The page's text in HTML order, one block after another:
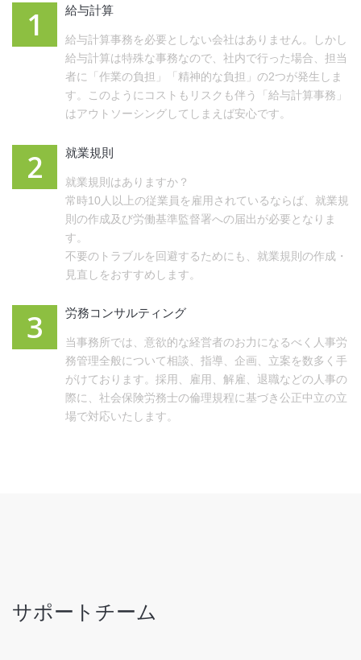
1 給与計算
給与計算事務を必要としない会社はありません。しかし
給与計算は特殊な事務なので、社内で行った場合、担当
者に「作業の負担」「精神的な負担」の2つが発生しま
す。このようにコストもリスクも伴う「給与計算事務」
はアウトソーシングしてしまえば安心です。
2 就業規則
就業規則はありますか？
常時10人以上の従業員を雇用されているならば、就業規
則の作成及び労働基準監督署への届出が必要となりま
す。
不要のトラブルを回避するためにも、就業規則の作成・
見直しをおすすめします。
3 労務コンサルティング
当事務所では、意欲的な経営者のお力になるべく人事労
務管理全般について相談、指導、企画、立案を数多く手
がけております。採用、雇用、解雇、退職などの人事の
際に、社会保険労務士の倫理規程に基づき公正中立の立
場で対応いたします。
サポートチーム